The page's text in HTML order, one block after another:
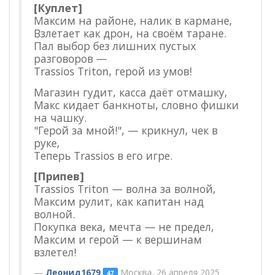
[Куплет]
Максим на районе, налик в кармане,
Взлетает как дрон, на своём таране.
Пал выбор без лишних пустых
разговоров —
Trassios Triton, герой из умов!
Магазин гудит, касса даёт отмашку,
Макс кидает банкноты, словно фишки
на чашку.
"Герой за мной!", — крикнул, чек в
руке,
Теперь Trassios в его игре.
[Припев]
Trassios Triton — волна за волной,
Максим рулит, как капитан над
волной.
Покупка века, мечта — не предел,
Максим и герой — к вершинам
взлетел!
Леонид1679 47 Москва, 26 апреля 2025